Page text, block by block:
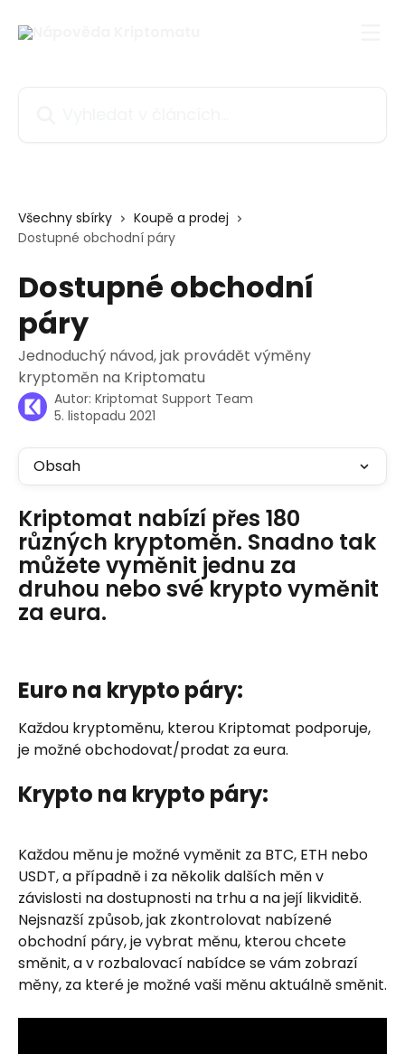
Všechny sbírky
Koupě a prodej
Dostupné obchodní páry
Dostupné obchodní
páry
Jednoduchý návod, jak provádět výměny
kryptoměn na Kriptomatu
Autor: Kriptomat Support Team
5. listopadu 2021
Obsah
Kriptomat nabízí přes 180
různých kryptoměn. Snadno tak
můžete vyměnit jednu za
druhou nebo své krypto vyměnit
za eura.
Euro na krypto páry:
Každou kryptoměnu, kterou Kriptomat podporuje,
je možné obchodovat/prodat za eura.
Krypto na krypto páry:
Každou měnu je možné vyměnit za BTC, ETH nebo
USDT, a případně i za několik dalších měn v
závislosti na dostupnosti na trhu a na její likviditě.
Nejsnazší způsob, jak zkontrolovat nabízené
obchodní páry, je vybrat měnu, kterou chcete
směnit, a v rozbalovací nabídce se vám zobrazí
měny, za které je možné vaši měnu aktuálně směnit.